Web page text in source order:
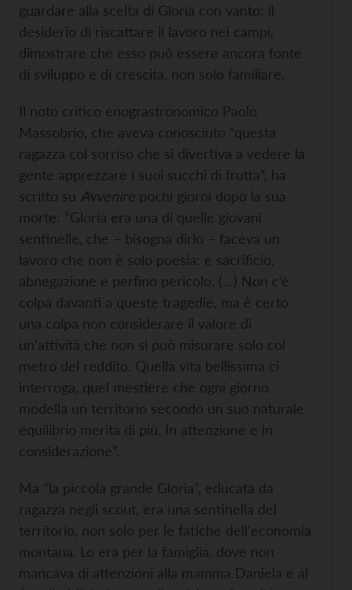
guardare alla scelta di Gloria con vanto: il
desiderio di riscattare il lavoro nei campi,
dimostrare che esso può essere ancora fonte
di sviluppo e di crescita, non solo familiare.
Il noto critico enograstronomico Paolo
Massobrio, che aveva conosciuto “questa
ragazza col sorriso che si divertiva a vedere la
gente apprezzare i suoi succhi di frutta”, ha
scritto su Avvenire pochi giorni dopo la sua
morte: “Gloria era una di quelle giovani
sentinelle, che – bisogna dirlo – faceva un
lavoro che non è solo poesia: è sacrificio,
abnegazione e perfino pericolo. (…) Non c’è
colpa davanti a queste tragedie, ma è certo
una colpa non considerare il valore di
un’attività che non si può misurare solo col
metro del reddito. Quella vita bellissima ci
interroga, quel mestiere che ogni giorno
modella un territorio secondo un suo naturale
equilibrio merita di più. In attenzione e in
considerazione”.
Ma “la piccola grande Gloria”, educata da
ragazza negli scout, era una sentinella del
territorio, non solo per le fatiche dell'economia
montana. Lo era per la famiglia, dove non
mancava di attenzioni alla mamma Daniela e al